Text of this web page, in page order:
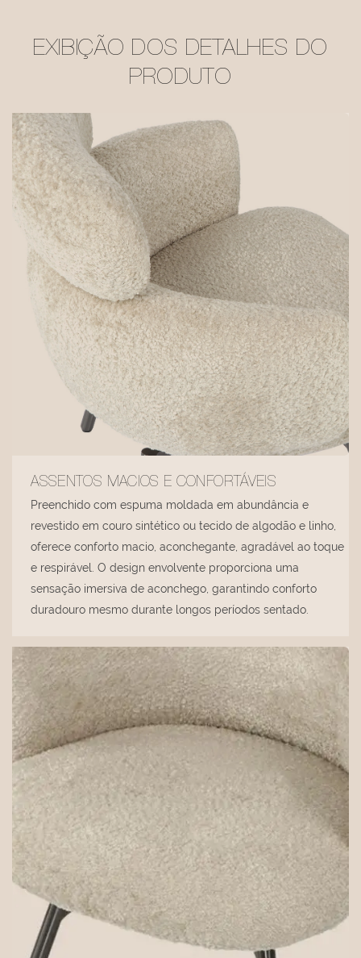
EXIBIÇÃO DOS DETALHES DO
PRODUTO
ASSENTOS MACIOS E CONFORTÁVEIS
Preenchido com espuma moldada em abundância e
revestido em couro sintético ou tecido de algodão e linho,
oferece conforto macio, aconchegante, agradável ao toque
e respirável. O design envolvente proporciona uma
sensação imersiva de aconchego, garantindo conforto
duradouro mesmo durante longos períodos sentado.